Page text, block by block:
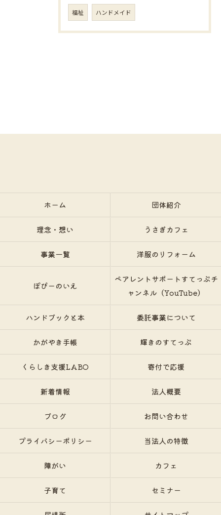
福祉 ハンドメイド
ホーム 団体紹介
理念・想い うさぎカフェ
事業一覧 洋服のリフォーム
ぽぴーのいえ
ペアレントサポートすてっぷチ
ャンネル（YouTube）
ハンドブックと本 委託事業について
かがやき手帳 輝きのすてっぷ
くらしき支援LABO 寄付で応援
新着情報 法人概要
ブログ お問い合わせ
プライバシーポリシー 当法人の特徴
障がい カフェ
子育て セミナー